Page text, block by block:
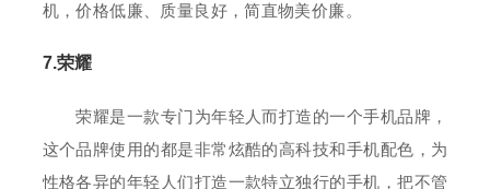
机，价格低廉、质量良好，简直物美价廉。
7.荣耀
荣耀是一款专门为年轻人而打造的一个手机品牌，
这个品牌使用的都是非常炫酷的高科技和手机配色，为
性格各异的年轻人们打造一款特立独行的手机，把不管